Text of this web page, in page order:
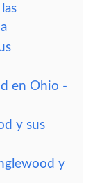
en Ohio -
y sus
y